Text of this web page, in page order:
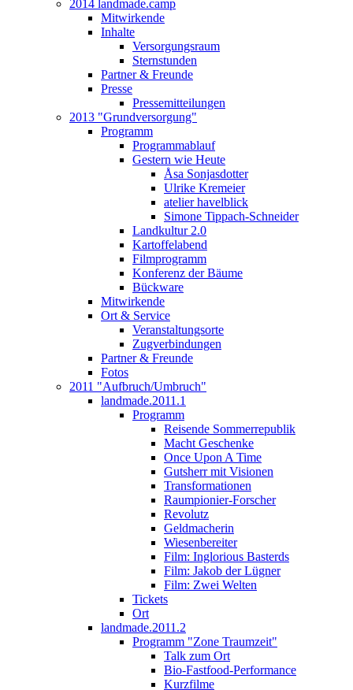
2014 landmade.camp
Mitwirkende
Inhalte
Versorgungsraum
Sternstunden
Partner & Freunde
Presse
Pressemitteilungen
2013 "Grundversorgung"
Programm
Programmablauf
Gestern wie Heute
Åsa Sonjasdotter
Ulrike Kremeier
atelier havelblick
Simone Tippach-Schneider
Landkultur 2.0
Kartoffelabend
Filmprogramm
Konferenz der Bäume
Bückware
Mitwirkende
Ort & Service
Veranstaltungsorte
Zugverbindungen
Partner & Freunde
Fotos
2011 "Aufbruch/Umbruch"
landmade.2011.1
Programm
Reisende Sommerrepublik
Macht Geschenke
Once Upon A Time
Gutsherr mit Visionen
Transformationen
Raumpionier-Forscher
Revolutz
Geldmacherin
Wiesenbereiter
Film: Inglorious Basterds
Film: Jakob der Lügner
Film: Zwei Welten
Tickets
Ort
landmade.2011.2
Programm "Zone Traumzeit"
Talk zum Ort
Bio-Fastfood-Performance
Kurzfilme